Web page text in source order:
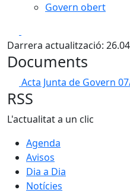
Govern obert
Darrera actualització:
Documents
Acta Junta de Govern
RSS
L'actualitat a un clic
Agenda
Avisos
Dia a Dia
Notícies